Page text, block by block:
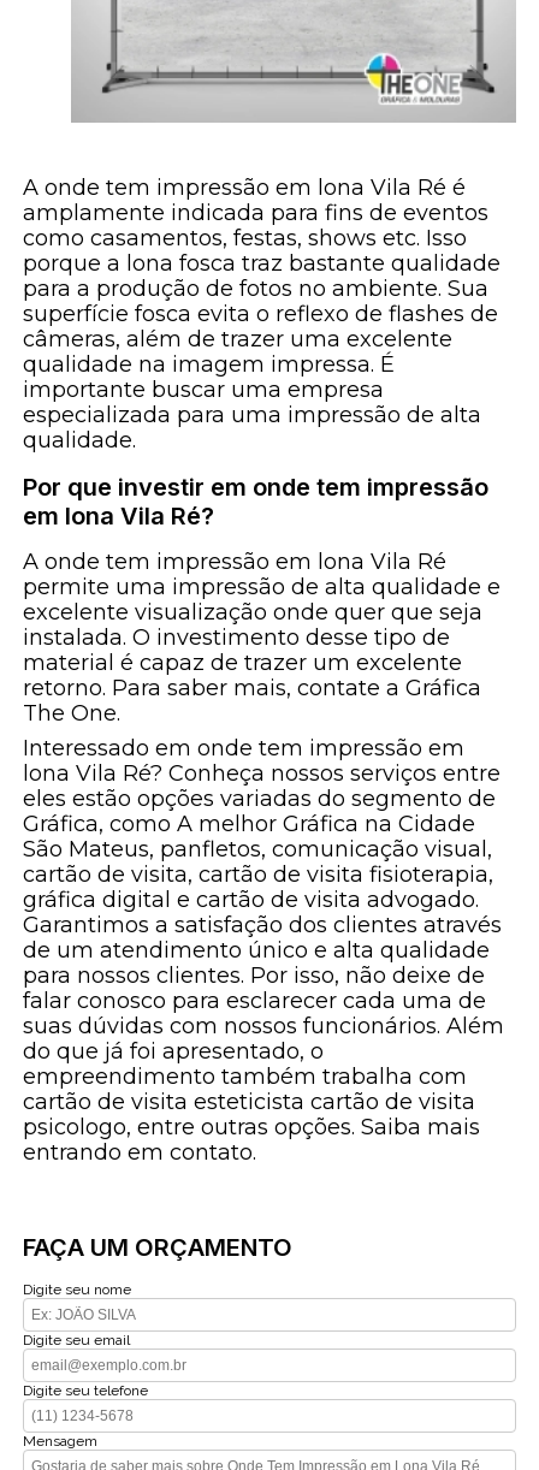
A onde tem impressão em lona Vila Ré é
amplamente indicada para fins de eventos
como casamentos, festas, shows etc. Isso
porque a lona fosca traz bastante qualidade
para a produção de fotos no ambiente. Sua
superfície fosca evita o reflexo de flashes de
câmeras, além de trazer uma excelente
qualidade na imagem impressa. É
importante buscar uma empresa
especializada para uma impressão de alta
qualidade.
Por que investir em onde tem impressão
em lona Vila Ré?
A onde tem impressão em lona Vila Ré
permite uma impressão de alta qualidade e
excelente visualização onde quer que seja
instalada. O investimento desse tipo de
material é capaz de trazer um excelente
retorno. Para saber mais, contate a Gráfica
The One.
Interessado em onde tem impressão em
lona Vila Ré? Conheça nossos serviços entre
eles estão opções variadas do segmento de
Gráfica, como A melhor Gráfica na Cidade
São Mateus, panfletos, comunicação visual,
cartão de visita, cartão de visita fisioterapia,
gráfica digital e cartão de visita advogado.
Garantimos a satisfação dos clientes através
de um atendimento único e alta qualidade
para nossos clientes. Por isso, não deixe de
falar conosco para esclarecer cada uma de
suas dúvidas com nossos funcionários. Além
do que já foi apresentado, o
empreendimento também trabalha com
cartão de visita esteticista cartão de visita
psicologo, entre outras opções. Saiba mais
entrando em contato.
FAÇA UM ORÇAMENTO
Digite seu nome
Digite seu email
Digite seu telefone
Mensagem